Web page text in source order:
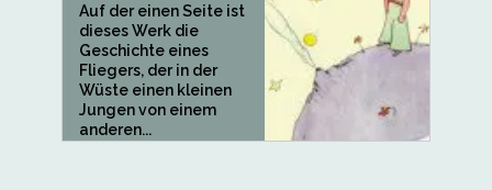
Auf der einen Seite ist
dieses Werk die
Geschichte eines
Fliegers, der in der
Wüste einen kleinen
Jungen von einem
anderen...